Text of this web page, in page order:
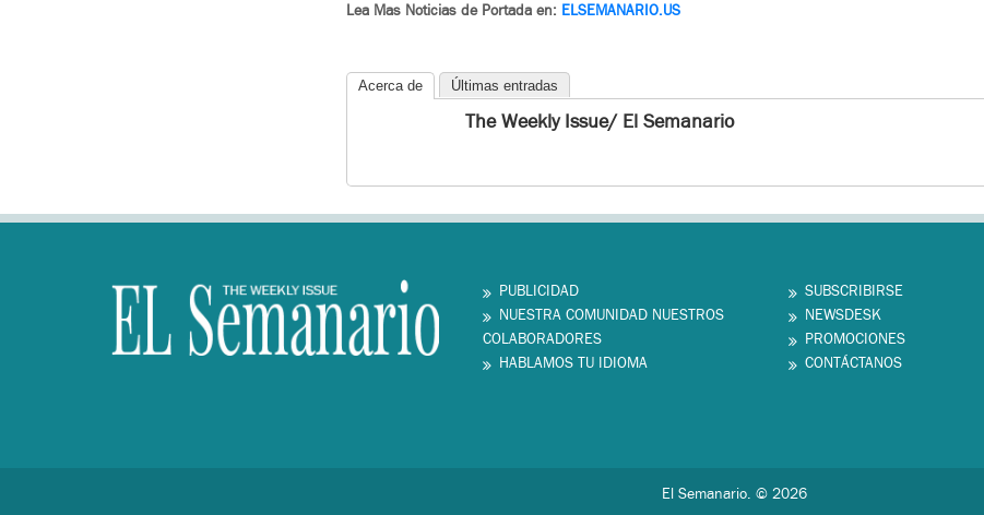
Lea Mas Noticias de Portada en: ELSEMANARIO.US
Acerca de Últimas entradas
The Weekly Issue/ El Semanario
PUBLICIDAD
NUESTRA COMUNIDAD NUESTROS
COLABORADORES
HABLAMOS TU IDIOMA
SUBSCRIBIRSE
NEWSDESK
PROMOCIONES
CONTÁCTANOS
El Semanario. © 2026